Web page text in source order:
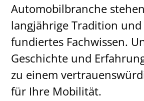
Automobilbranche
langjährige Tradition und
fundiertes Fachwissen.
Geschichte und
zu einem
für Ihre Mobilität.